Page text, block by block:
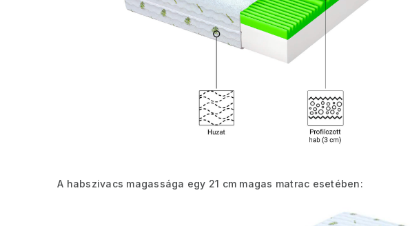
A habszivacs magassága egy 21 cm magas matrac esetében: